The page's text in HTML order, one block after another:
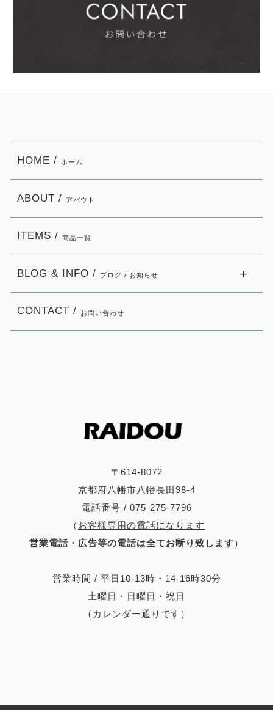
〒614-8072
京都府八幡市八幡長田98-4
電話番号 / 075-275-7796
（ お客様専用の電話になります
営業電話・広告等の電話は全てお断り致します）
営業時間 / 平日10-13時・14-16時30分
土曜日・日曜日・祝日
（カレンダー通りです）
HOME / ホーム
ABOUT / アバウト
ITEMS / 商品一覧
BLOG & INFO / ブログ / お知らせ
CONTACT / お問い合わせ